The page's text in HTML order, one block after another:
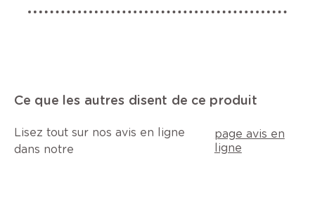
Ce que les autres disent de ce produit
Lisez tout sur nos avis en ligne
dans notre
page avis en
ligne